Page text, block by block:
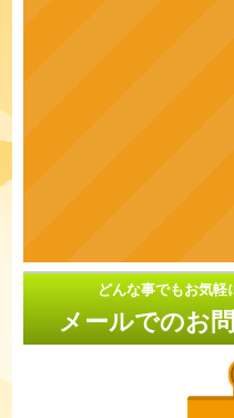
どんな事でもお気軽
メールでのお